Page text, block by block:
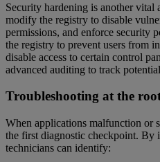
Security hardening is another vital
modify the registry to disable
permissions, and enforce security
the registry to prevent users from
disable access to certain control
advanced auditing to track
Troubleshooting at the
When applications malfunction or
the first diagnostic checkpoint. By
technicians can identify: